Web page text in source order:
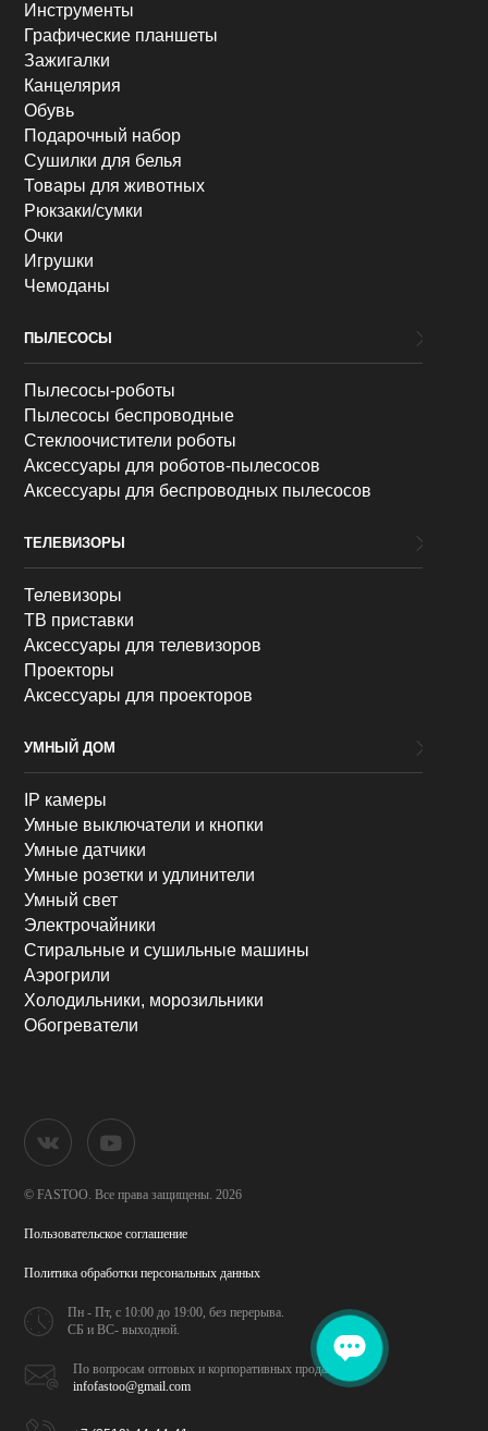
Инструменты
Графические планшеты
Зажигалки
Канцелярия
Обувь
Подарочный набор
Сушилки для белья
Товары для животных
Рюкзаки/сумки
Очки
Игрушки
Чемоданы
ПЫЛЕСОСЫ
Пылесосы-роботы
Пылесосы беспроводные
Стеклоочистители роботы
Аксессуары для роботов-пылесосов
Аксессуары для беспроводных пылесосов
ТЕЛЕВИЗОРЫ
Телевизоры
ТВ приставки
Аксессуары для телевизоров
Проекторы
Аксессуары для проекторов
УМНЫЙ ДОМ
IP камеры
Умные выключатели и кнопки
Умные датчики
Умные розетки и удлинители
Умный свет
Электрочайники
Стиральные и сушильные машины
Аэрогрили
Холодильники, морозильники
Обогреватели
© FASTOO. Все права защищены. 2026
Пользовательское соглашение
Политика обработкиперсональных данных
Пн - Пт, с 10:00 до 19:00,без перерыва.
СБ и ВС- выходной.
По вопросам оптовых икорпоративных продаж
infofastoo@gmail.com